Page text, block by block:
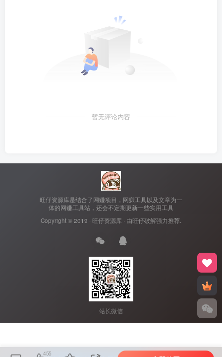
暂无评论内容
旺仔资源库是结合了网赚项目，网赚工具以及文章为一
体的网赚工具站，还会不定期更新一些实用工具
Copyright © 2019 · 旺仔资源库 · 由旺仔破解强力推荐.
站长微信
455